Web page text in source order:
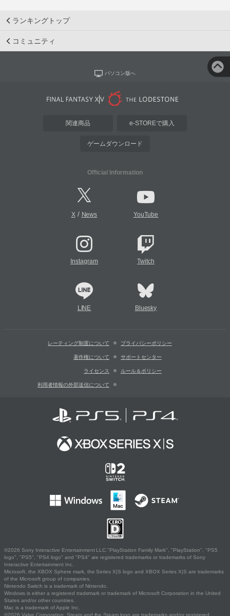
ランキングトップ
コミュニティ
パソコン版へ
関連商品 e-STOREで購入
ゲームダウンロード
Official Information
X/ News YouTube
Instagram Twitch
LINE Bluesky
レーティング制度について プライバシーポリシー
著作権について サポートセンター
ライセンス ルール＆ポリシー
利用者情報の外部送信について
©2026 Sony Interactive Entertainment LLC."PlayStation Family Mark", "PlayStation", "PS5
logo", "PS5", "PS4 logo" and "PS4" are registered trademarks or trademarks of Sony
Interactive Entertainment Inc.
Microsoft, the XBOX Sphere mark, the Series X|S logo and XBOX Series X|S are trademarks
of the Microsoft group of companies.
Nintendo Switch is a trademark of Nintendo.
Windows is either a registered trademark or trademark of Microsoft Corporation in the United
States and/or other countries.
Mac is a trademark of Apple Inc.
©2026 Valve Corporation. Steam and the Steam logo are trademarks and/or registered